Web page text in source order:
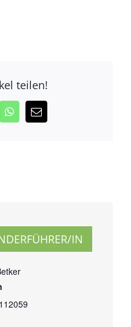
teilen!
WhatsApp
E-
Mail
IN